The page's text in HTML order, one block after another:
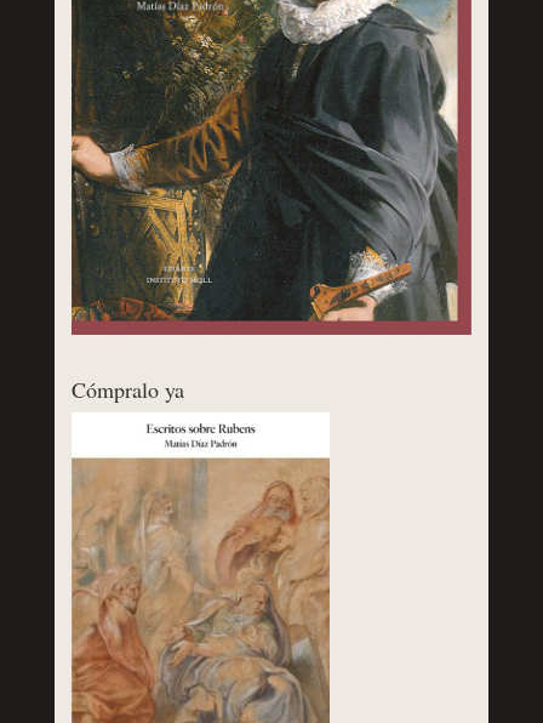
Cómpralo ya